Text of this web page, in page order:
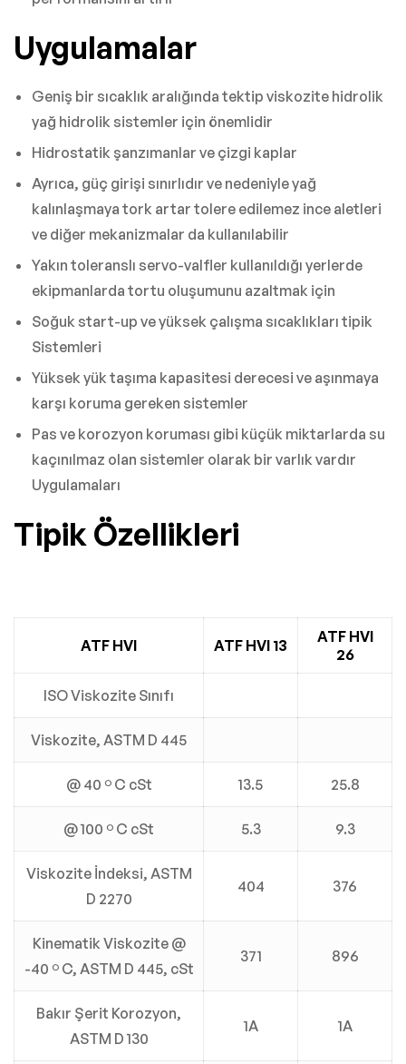
Uygulamalar
Geniş bir sıcaklık aralığında tektip viskozite hidrolik
yağ hidrolik sistemler için önemlidir
Hidrostatik şanzımanlar ve çizgi kaplar
Ayrıca, güç girişi sınırlıdır ve nedeniyle yağ
kalınlaşmaya tork artar tolere edilemez ince aletleri
ve diğer mekanizmalar da kullanılabilir
Yakın toleranslı servo-valfler kullanıldığı yerlerde
ekipmanlarda tortu oluşumunu azaltmak için
Soğuk start-up ve yüksek çalışma sıcaklıkları tipik
Sistemleri
Yüksek yük taşıma kapasitesi derecesi ve aşınmaya
karşı koruma gereken sistemler
Pas ve korozyon koruması gibi küçük miktarlarda su
kaçınılmaz olan sistemler olarak bir varlık vardır
Uygulamaları
Tipik Özellikleri
ATF HVI ATF HVI 13
ATF HVI
26
ISO Viskozite Sınıfı
Viskozite, ASTM D 445
@ 40 º C cSt 13.5 25.8
@ 100 º C cSt 5.3 9.3
Viskozite İndeksi, ASTM
D 2270
404 376
Kinematik Viskozite @
-40 º C, ASTM D 445, cSt
371 896
Bakır Şerit Korozyon,
ASTM D 130
1A 1A